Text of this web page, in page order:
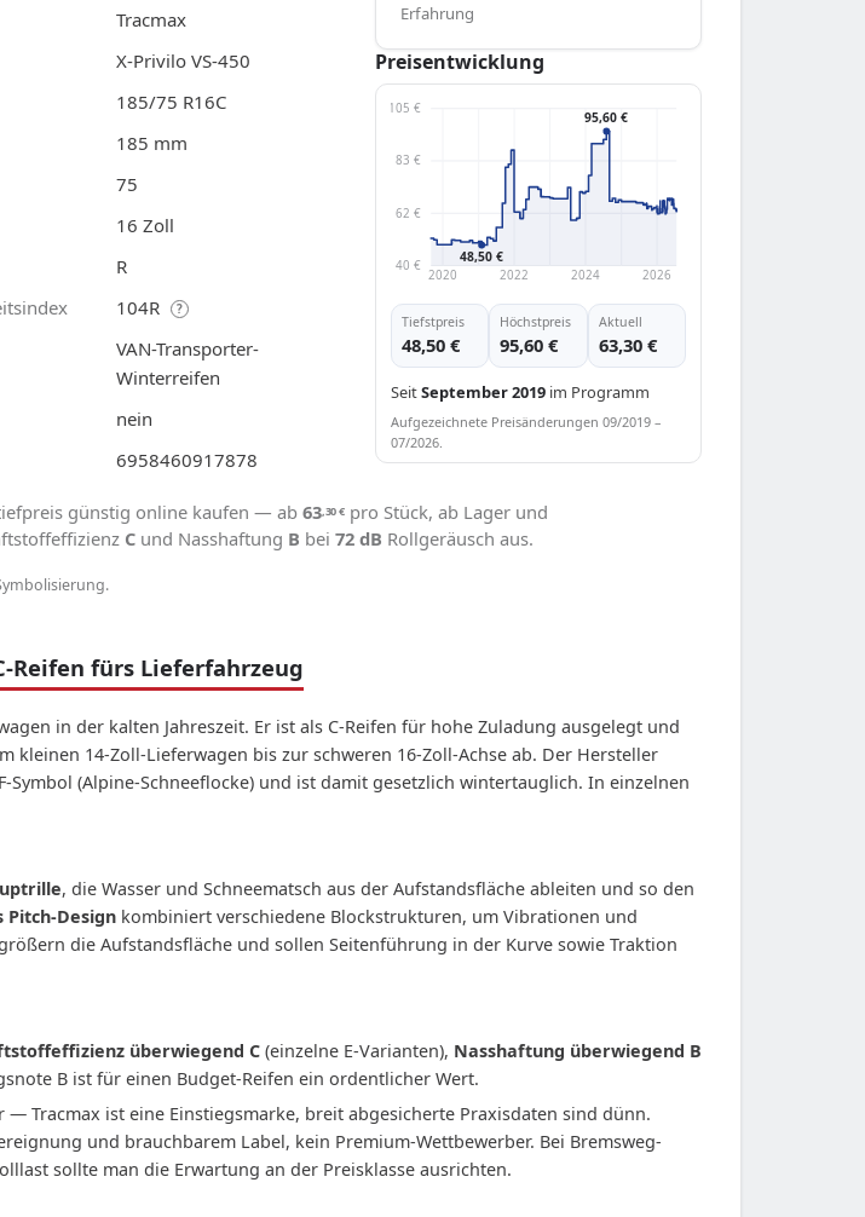
Tracmax
X-Privilo VS-450
185/75 R16C
185 mm
75
16 Zoll
R
104R ?
VAN-Transporter-
Winterreifen
nein
6958460917878
Erfahrung
Preisentwicklung
40 €
62 €
83 €
105 €
2020 2022 2024 2026
95,60 €
48,50 €
Tiefstpreis
48,50 €
Höchstpreis
95,60 €
Aktuell
63,30 €
SeitSeptember 2019 im Programm
Aufgezeichnete Preisänderungen 09/2019 –
07/2026.
günstig online kaufen — ab63,30€ pro Stück, ab Lager und
C und Nasshaftung B bei 72 dB Rollgeräusch aus.
Reifen fürs Lieferfahrzeug
in der kalten Jahreszeit. Er ist als C-Reifen für hohe Zuladung ausgelegt und
14-Zoll-Lieferwagen bis zur schweren 16-Zoll-Achse ab. Der Hersteller
(Alpine-Schneeflocke) und ist damit gesetzlich wintertauglich. In einzelnen
, die Wasser und Schneematsch aus der Aufstandsfläche ableiten und so den
Design kombiniert verschiedene Blockstrukturen, um Vibrationen und
die Aufstandsfläche und sollen Seitenführung in der Kurve sowie Traktion
überwiegend C (einzelne E-Varianten), Nasshaftung überwiegend B
B ist für einen Budget-Reifen ein ordentlicher Wert.
Tracmax ist eine Einstiegsmarke, breit abgesicherte Praxisdaten sind dünn.
und brauchbarem Label, kein Premium-Wettbewerber. Bei Bremsweg-
sollte man die Erwartung an der Preisklasse ausrichten.